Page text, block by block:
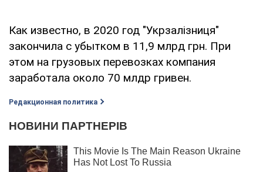
Как известно, в 2020 год "Укрзалізниця"
закончила с убытком в 11,9 млрд грн. При
этом на грузовых перевозках компания
заработала около 70 млдр гривен.
Редакционная политика